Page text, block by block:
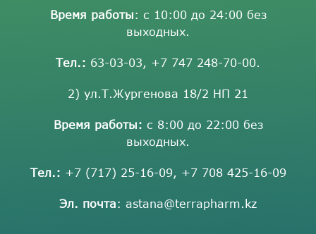
Время работы: с 10:00 до 24:00 без
выходных.
Тел.: 63-03-03, +7 747 248-70-00.
2) ул.Т.Жургенова 18/2 НП 21
Время работы: с 8:00 до 22:00 без
выходных.
Тел.: +7 (717) 25-16-09, +7 708 425-16-09
Эл. почта: astana@terrapharm.kz